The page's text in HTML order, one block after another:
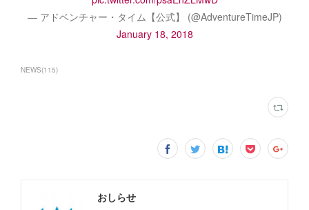
— アドベンチャー・タイム【公式】 (@AdventureTimeJP)
January 18, 2018
NEWS(115)
おしらせ